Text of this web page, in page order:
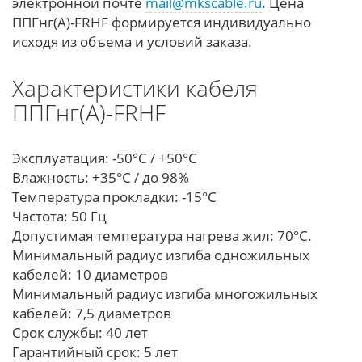
ППГнг(А)-FRHF формируется индивидуально
исходя из объема и условий заказа.
Характеристики кабеля
ППГнг(А)-FRHF
Эксплуатация: -50°С / +50°С
Влажность: +35°С / до 98%
Температура прокладки: -15°С
Частота: 50 Гц
Допустимая температура нагрева жил: 70°С.
Минимальный радиус изгиба одножильных
кабелей: 10 диаметров
Минимальный радиус изгиба многожильных
кабелей: 7,5 диаметров
Срок службы: 40 лет
Гарантийный срок: 5 лет